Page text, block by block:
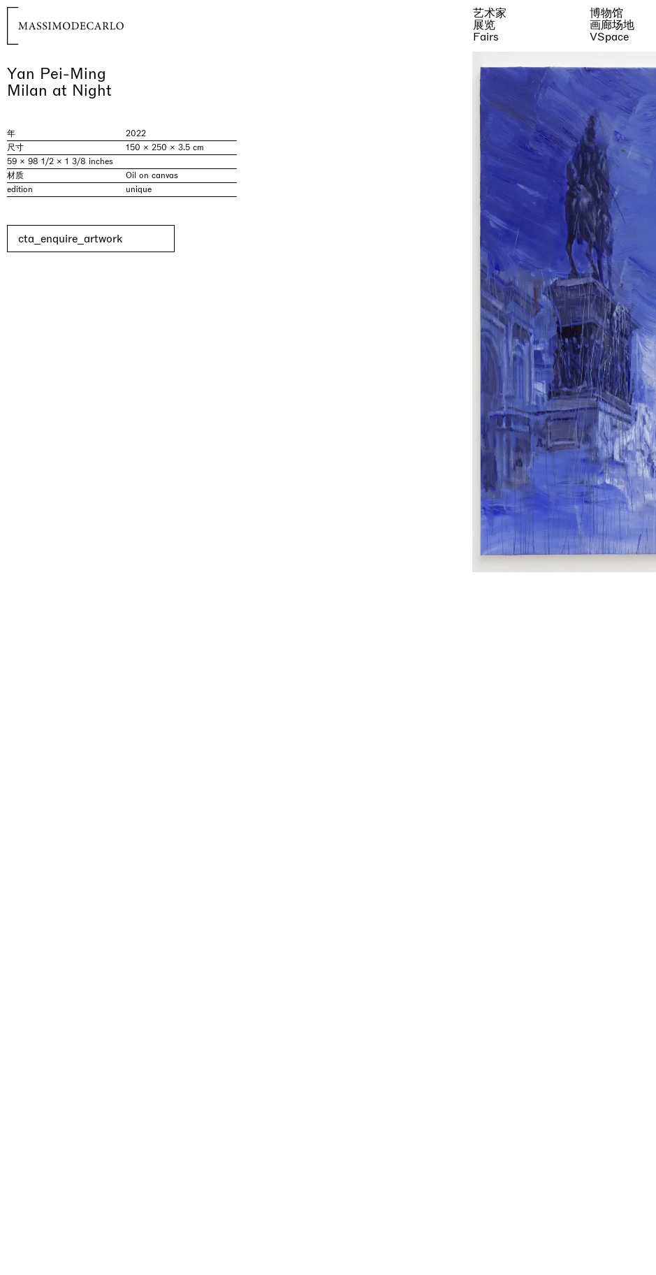
艺术家
展览
Fairs
博物馆
画廊场地
VSpace
Yan Pei-Ming
Milan at Night
年
2022
尺寸
150 × 250 × 3.5 cm
59 × 98 1/2 × 1 3/8 inches
材质
Oil on canvas
edition
unique
cta_enquire_artwork